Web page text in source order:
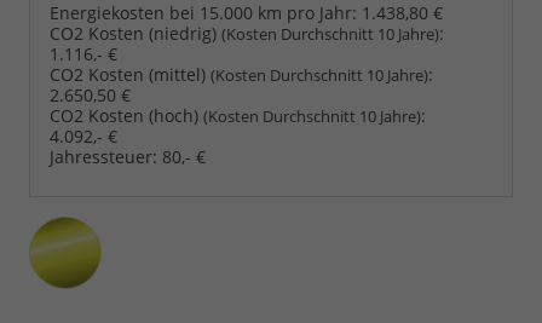
Energiekosten bei 15.000 km pro Jahr: 1.438,80 €
CO2 Kosten (niedrig) (Kosten Durchschnitt 10 Jahre):
1.116,- €
CO2 Kosten (mittel) (Kosten Durchschnitt 10 Jahre):
2.650,50 €
CO2 Kosten (hoch) (Kosten Durchschnitt 10 Jahre):
4.092,- €
Jahressteuer: 80,- €